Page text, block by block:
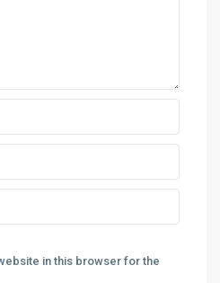
in this browser for the